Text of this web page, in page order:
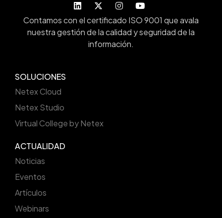
SOLUCIONES
Netex Cloud
Netex Studio
Virtual College by Netex
ACTUALIDAD
Noticias
Eventos
Artículos
Webinars
Contamos con el certificado ISO 9001 que avala
nuestra gestión de la calidad y seguridad de la
información.